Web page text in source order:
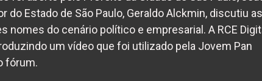
do Estado de São Paulo, Geraldo Alckmin, discutiu as
nomes do cenário político e empresarial. A RCE
um vídeo que foi utilizado pela Jovem Pan
fórum.